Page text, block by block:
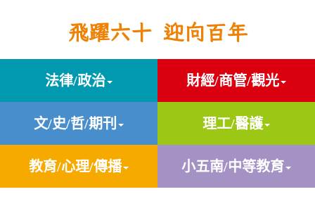
飛躍六十 迎向百年
法律/政治 財經/商管/觀光
文/史/哲/期刊 理工/醫護
教育/心理/傳播 小五南/中等教育